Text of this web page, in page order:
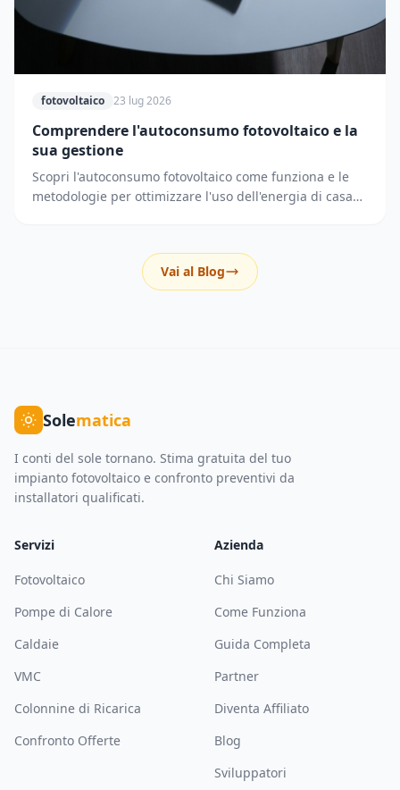
fotovoltaico 23 lug 2026
Comprendere l'autoconsumo fotovoltaico e la
sua gestione
Scopri l'autoconsumo fotovoltaico come funziona e le
metodologie per ottimizzare l'uso dell'energia di casa
Vai al Blog
Solematica
I conti del sole tornano. Stima gratuita del tuo
impianto fotovoltaico e confronto preventivi da
installatori qualificati.
Servizi
Fotovoltaico
Pompe di Calore
Caldaie
VMC
Colonnine di Ricarica
Confronto Offerte
Azienda
Chi Siamo
Come Funziona
Guida Completa
Partner
Diventa Affiliato
Blog
Sviluppatori